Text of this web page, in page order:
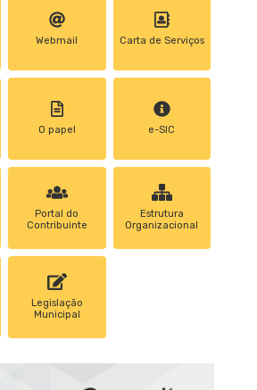
Webmail Carta de Serviços
0 papel e-SIC
Portal do
Contribuinte
Estrutura
Organizacional
Legislação
Municipal